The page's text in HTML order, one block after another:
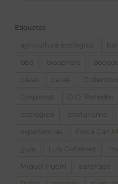
Etiquetas
agricultura ecològica
bbq biosphere
cavas cavas Collection
Corpinnat D.O. Penedès
ecológico enoturismo
experiencias Finca Can
guía Luís Gutiérrez
Miquel Hudin parellada